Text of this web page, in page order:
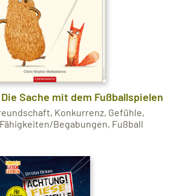
Sache mit dem Fußballspielen
Konkurrenz, Gefühle,
Begabungen, Fußball